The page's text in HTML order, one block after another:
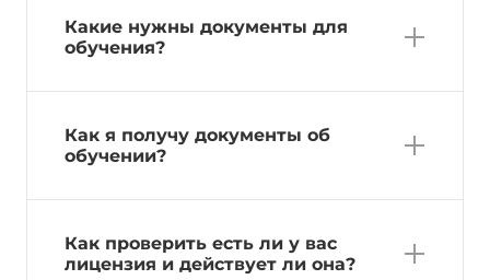
Какие нужны документы для
обучения?
Как я получу документы об
обучении?
Как проверить есть ли у вас
лицензия и действует ли она?